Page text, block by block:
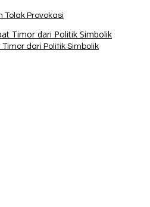
Tolak Provokasi
dari Politik Simbolik